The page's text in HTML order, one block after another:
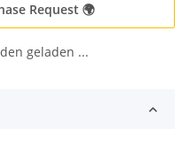
Request 🌍
geladen ...